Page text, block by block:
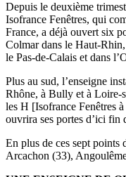
Depuis le deuxième
Isofrance Fenêtres, qui
France, a déjà ouvert six
Colmar dans le Haut-
le Pas-de-Calais et dans
Plus au sud, l’enseigne
Rhône, à Bully et à Loire-
les H [Isofrance Fenêtres
ouvrira ses portes d’ici fin
En plus de ces sept points
Arcachon (33),